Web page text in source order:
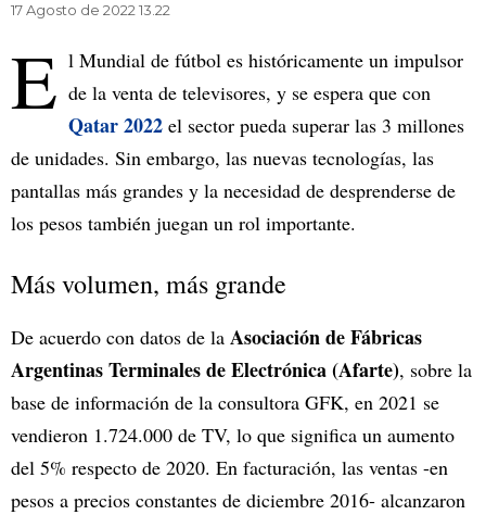
17 Agosto de 2022 13.22
E l Mundial de fútbol es históricamente un impulsor
de la venta de televisores, y se espera que con
Qatar 2022 el sector pueda superar las 3 millones
de unidades. Sin embargo, las nuevas tecnologías, las
pantallas más grandes y la necesidad de desprenderse de
los pesos también juegan un rol importante.
Más volumen, más grande
De acuerdo con datos de la Asociación de Fábricas
Argentinas Terminales de Electrónica (Afarte), sobre la
base de información de la consultora GFK, en 2021 se
vendieron 1.724.000 de TV, lo que significa un aumento
del 5% respecto de 2020. En facturación, las ventas -en
pesos a precios constantes de diciembre 2016- alcanzaron